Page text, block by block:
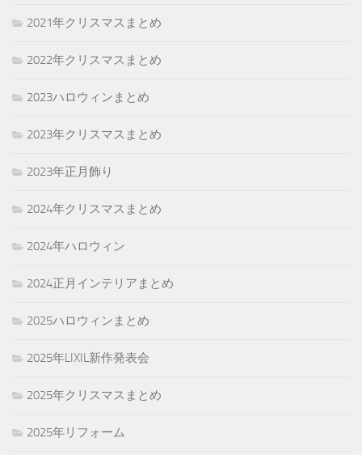
2021年クリスマスまとめ
2022年クリスマスまとめ
2023ハロウィンまとめ
2023年クリスマスまとめ
2023年正月飾り
2024年クリスマスまとめ
2024年ハロウィン
2024正月インテリアまとめ
2025ハロウィンまとめ
2025年LIXIL新作発表会
2025年クリスマスまとめ
2025年リフォーム